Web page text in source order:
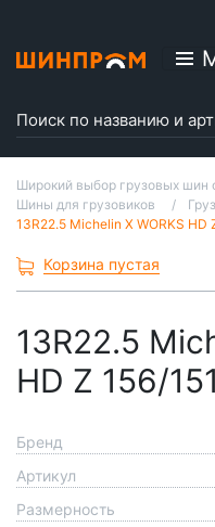
Широкий выбор грузовых шин
Шины для грузовиков
13R22.5 Michelin X WORKS HD
Корзина пустая
13R22.5
HD Z 156/
Бренд
Артикул
Размерность